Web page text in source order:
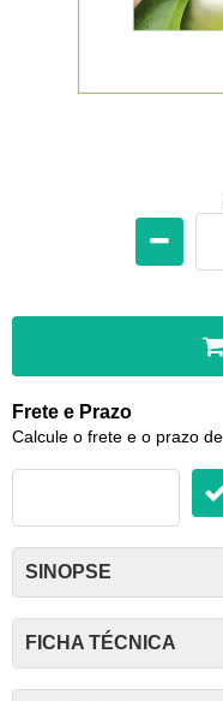
Frete e Prazo
Calcule o frete e o prazo
SINOPSE
FICHA TÉCNICA